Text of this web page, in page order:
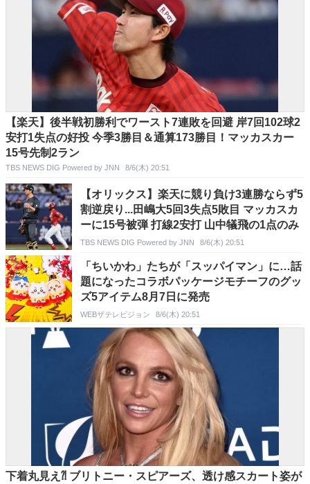
【楽天】後半戦初勝利でワースト7連敗を回避 岸7回102球2
安打1失点の好投 今季3勝目＆通算173勝目！マッカスカー
15号先制2ラン
TBS NEWS DIG Powered by JNN 8/6(木) 20:51
【オリックス】楽天に競り負け3連勝ならず5
割逆戻り...田嶋大5回3失点5敗目 マッカスカ
ーに15号被弾 打線2安打 山中犠飛の1点のみ
TBS NEWS DIG Powered by JNN 8/6(木) 20:51
「ちいかわ」たちが「スッパイマン」に…話
題になったコラボパッケージモチーフのグッ
ズ5アイテム8月7日に発売
WEBザテレビジョン 8/6(木) 20:51
下着丸見え⁈ ブリトニー・スピアーズ、透け感スカート姿が